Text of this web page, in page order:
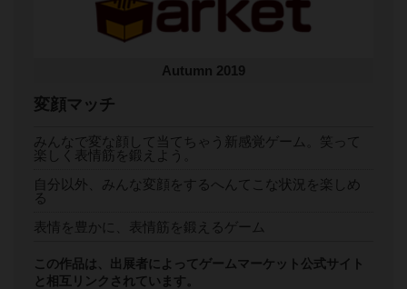
Autumn 2019
変顔マッチ
みんなで変な顔して当てちゃう新感覚ゲーム。笑って
楽しく表情筋を鍛えよう。
自分以外、みんな変顔をするへんてこな状況を楽しめ
る
表情を豊かに、表情筋を鍛えるゲーム
この作品は、出展者によってゲームマーケット公式サイト
と相互リンクされています。